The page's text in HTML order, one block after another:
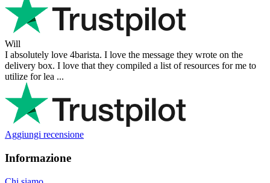
Will
I absolutely love 4barista. I love the message they wrote on the
delivery box. I love that they compiled a list of resources for me to
utilize for lea ...
Aggiungi recensione
Informazione